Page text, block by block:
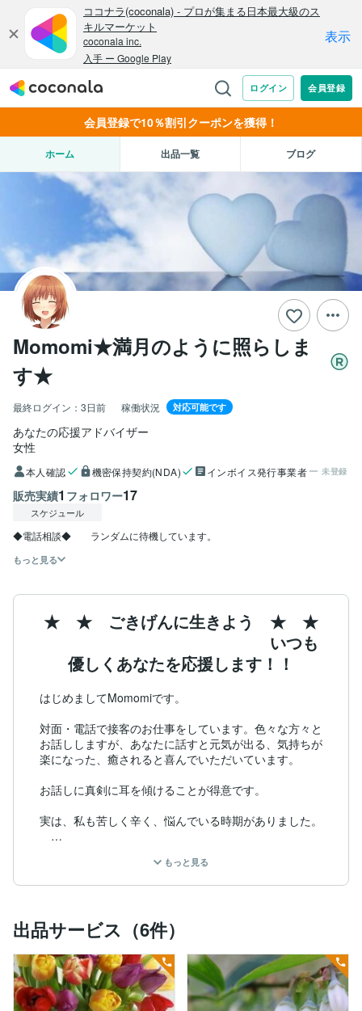
会員登録で10％割引クーポンを獲得！
ホーム 出品一覧 ブログ
Momomi★満月のように照らしま
す★
最終ログイン： 3日前 稼働状況 対応可能です
あなたの応援アドバイザー
女性
本人確認 機密保持契約(NDA) インボイス発行事業者 未登録
販売実績1 フォロワー17
スケジュール
もっと見る
★ ★ ごきげんに生きよう ★ ★
いつも
優しくあなたを応援します！！
はじめましてMomomiです。
対面・電話で接客のお仕事をしています。色々な方々と
お話ししますが、あなたに話すと元気が出る、気持ちが
楽になった、癒されると喜んでいただいています。
お話しに真剣に耳を傾けることが得意です。
実は、私も苦しく辛く、悩んでいる時期がありました。
一人で悩みの渦中にある時は、
ネガティブな想いを引っ張り出しては、
という悪循環に落ちてしまいます。
かといって、家族や友人に話すと、
今まで張りつめて頑張っている自分が崩れてしまう気が
して…
もっと見る
出品サービス（6件）